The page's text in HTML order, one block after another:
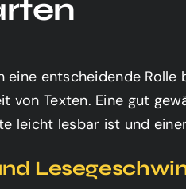
eine entscheidende Rolle
von Texten. Eine gut
leicht lesbar ist und
Academy
kostenlos! Starte